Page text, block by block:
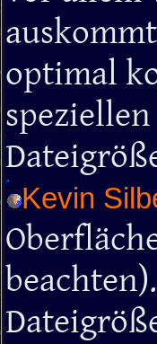
optimal
Kevin
beachten).